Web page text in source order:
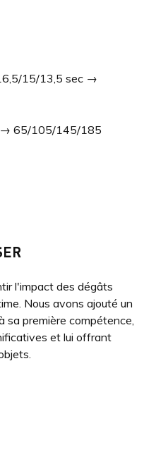
15/13,5 sec →
65/105/145/185
l'impact des dégâts
Nous avons ajouté un
première compétence,
et lui offrant